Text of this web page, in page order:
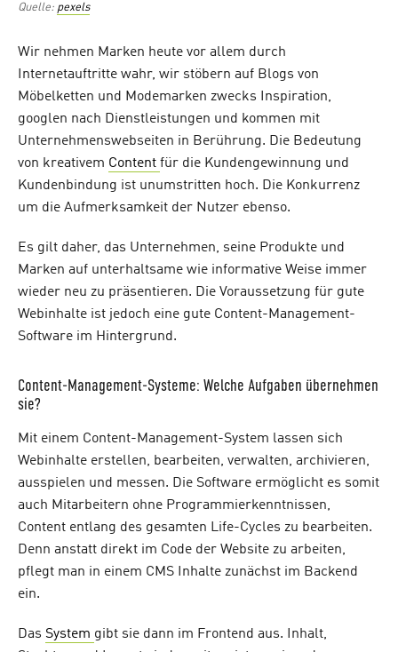
Quelle: pexels
Wir nehmen Marken heute vor allem durch
Internetauftritte wahr, wir stöbern auf Blogs von
Möbelketten und Modemarken zwecks Inspiration,
googlen nach Dienstleistungen und kommen mit
Unternehmenswebseiten in Berührung. Die Bedeutung
von kreativem Content für die Kundengewinnung und
Kundenbindung ist unumstritten hoch. Die Konkurrenz
um die Aufmerksamkeit der Nutzer ebenso.
Es gilt daher, das Unternehmen, seine Produkte und
Marken auf unterhaltsame wie informative Weise immer
wieder neu zu präsentieren. Die Voraussetzung für gute
Webinhalte ist jedoch eine gute Content-Management-
Software im Hintergrund.
Content-Management-Systeme: Welche Aufgaben übernehmen
sie?
Mit einem Content-Management-System lassen sich
Webinhalte erstellen, bearbeiten, verwalten, archivieren,
ausspielen und messen. Die Software ermöglicht es somit
auch Mitarbeitern ohne Programmierkenntnissen,
Content entlang des gesamten Life-Cycles zu bearbeiten.
Denn anstatt direkt im Code der Website zu arbeiten,
pflegt man in einem CMS Inhalte zunächst im Backend
ein.
Das System gibt sie dann im Frontend aus. Inhalt,